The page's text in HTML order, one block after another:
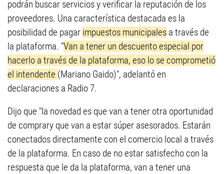
podrán buscar servicios y verificar la reputación de los
proveedores. Una característica destacada es la
posibilidad de pagar impuestos municipales a través de
la plataforma. "Van a tener un descuento especial por
hacerlo a través de la plataforma, eso lo se comprometió
el intendente (Mariano Gaido)", adelantó en
declaraciones a Radio 7.
Dijo que "la novedad es que van a tener otra oportunidad
de comprary que van a estar súper asesorados. Estarán
conectados directamente con el comercio local a través
de la plataforma. En caso de no estar satisfecho con la
respuesta que le da la plataforma, van a tener una